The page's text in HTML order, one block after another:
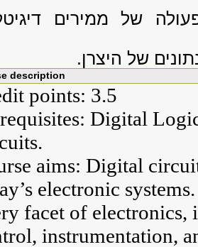
של ממירים
של היצרן.
description
points: 3.5
Digital
aims: Digital
electronic
facet of
instrumentation,